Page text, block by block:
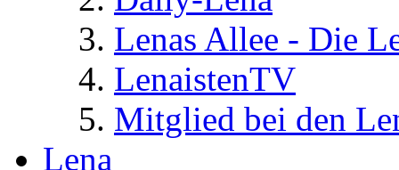
Lenas Allee - Die
LenaistenTV
Mitglied bei den
Lena